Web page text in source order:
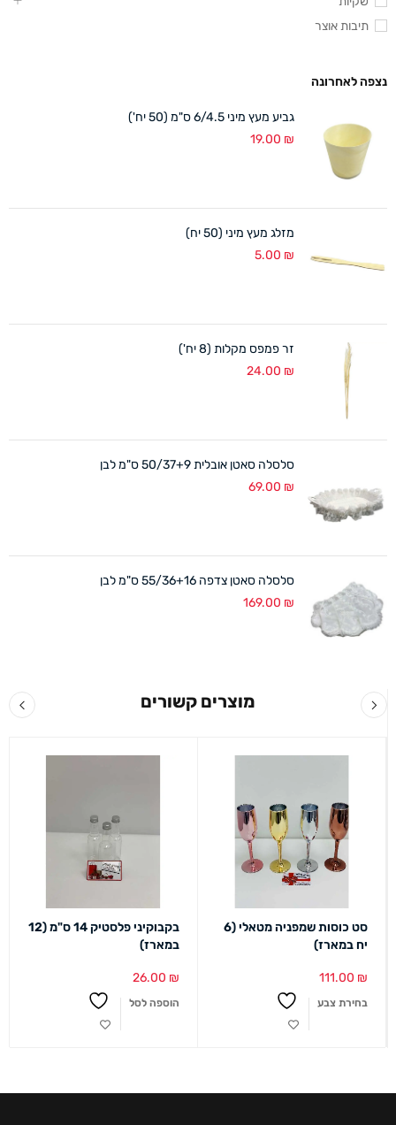
תיבות אוצר
נצפה לאחרונה
גביע מעץ מיני 6/4.5 ס"מ (50 יח')
19.00 ₪
מזלג מעץ מיני (50 יח)
5.00 ₪
זר פמפס מקלות (8 יח')
24.00 ₪
סלסלה סאטן אובלית 50/37+9 ס"מ לבן
69.00 ₪
סלסלה סאטן צדפה 55/36+16 ס"מ לבן
169.00 ₪
מוצרים קשורים
סט כוסות שמפניה מטאלי (6
יח במארז)
111.00 ₪
בחירת צבע
בקבוקיני פלסטיק 14 ס"מ (12
במארז)
26.00 ₪
הוספה לסל